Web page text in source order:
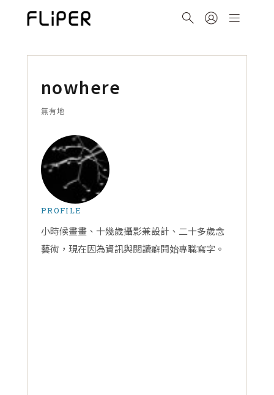
nowhere
無有地
PROFILE
小時候畫畫、十幾歲攝影兼設計、二十多歲念
藝術，現在因為資訊與閱讀癖開始專職寫字。